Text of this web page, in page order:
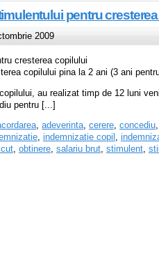
pentru
2009
cresterea copilului
copilului pina la 2 ani (3 ani
au realizat timp de 12 luni
pentru [...]
, adeverinta, cerere, concediu,
, indemnizatie copil ,
, obtinere, salariu brut, stimulent,